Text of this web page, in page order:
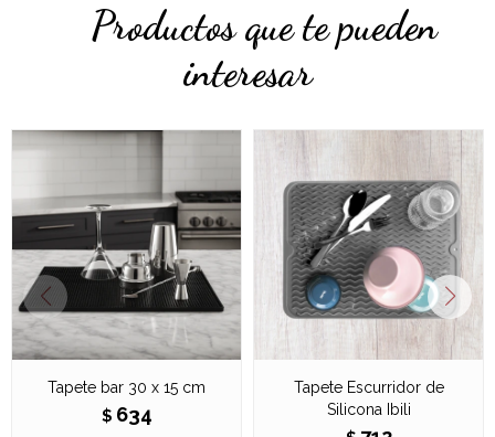
Productos que te pueden
interesar
Tapete bar 30 x 15 cm
$ 634
Tapete Escurridor de
Silicona Ibili